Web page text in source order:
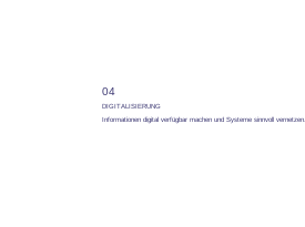
04
DIGITALISIERUNG
Informationen digital verfügbar machen und Systeme sinnvoll vernetzen.